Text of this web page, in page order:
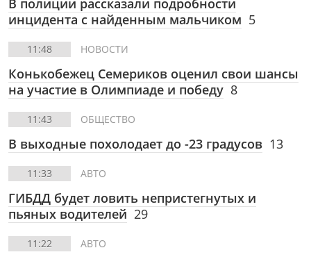
В полиции рассказали подробности
инцидента с найденным мальчиком 5
11:48 НОВОСТИ
Конькобежец Семериков оценил свои шансы
на участие в Олимпиаде и победу 8
11:43 ОБЩЕСТВО
В выходные похолодает до -23 градусов 13
11:33 АВТО
ГИБДД будет ловить непристегнутых и
пьяных водителей 29
11:22 АВТО